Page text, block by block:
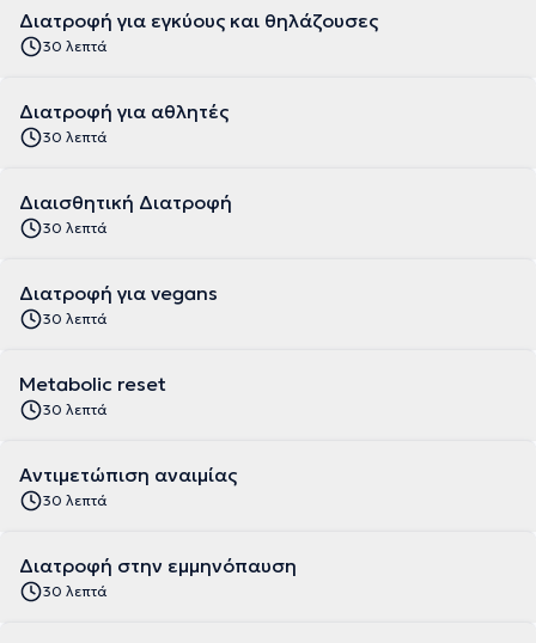
Διατροφή για εγκύους και θηλάζουσες
30 λεπτά
Διατροφή για αθλητές
30 λεπτά
Διαισθητική Διατροφή
30 λεπτά
Διατροφή για vegans
30 λεπτά
Metabolic reset
30 λεπτά
Αντιμετώπιση αναιμίας
30 λεπτά
Διατροφή στην εμμηνόπαυση
30 λεπτά